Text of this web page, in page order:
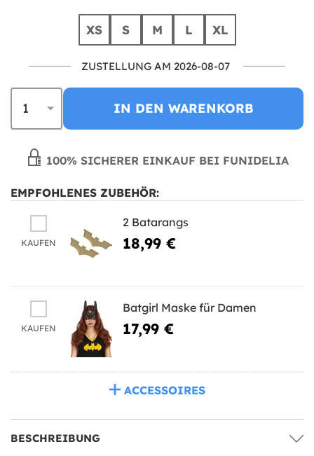
XS S M L XL
ZUSTELLUNG AM 2026-08-07
IN DEN WARENKORB
100% SICHERER EINKAUF BEI FUNIDELIA
EMPFOHLENES ZUBEHÖR:
KAUFEN
2 Batarangs
18,99 €
KAUFEN
Batgirl Maske für Damen
17,99 €
ACCESSOIRES
BESCHREIBUNG